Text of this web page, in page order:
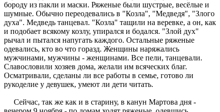
бороду из пакли и маски. Ряженые были шустрые, весёлые и
шумные. Обычно переодевались в "Козла", "Медведя", "Злого
духа". Медведь танцевал. "Козла" тащили на веревке, а он, как
и подобает всякому козлу, упирался и бодался. "Злой дух"
рычал и пытался напугать каждого. Остальные ряженые
одевались, кто во что горазд. Женщины наряжались
мужчинами, мужчины - женщинами. Все пели, танцевали.
Славословили хозяев дома, желали им всяческих благ.
Осматривали, сделаны ли все работы в семье, готово ли
рукоделие у девушек, умеют ли дети читать.
Сейчас, так же как и в старину, в канун Мартова дня -